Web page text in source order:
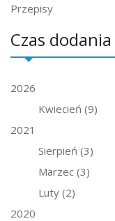
Przepisy
Czas
2026
Kwiecień (9)
2021
Sierpień (3)
Marzec (3)
Luty (2)
2020